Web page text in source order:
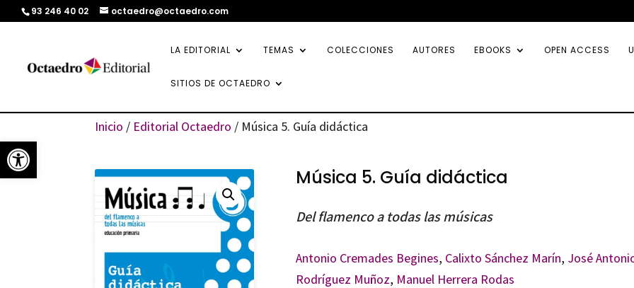
Abrir barra de herramientas
93 246 40 02 octaedro@octaedro.com
LA EDITORIAL TEMAS COLECCIONES AUTORES EBOOKS OPEN ACCESS
SITIOS DE OCTAEDRO
Inicio / Editorial Octaedro / Música 5. Guía didáctica
Música 5. Guía didáctica
Del flamenco a todas las músicas
Antonio Cremades Begines, Calixto Sánchez Marín, José
Rodríguez Muñoz, Manuel Herrera Rodas